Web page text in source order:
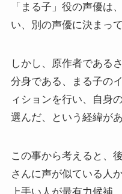
「まる子」役の声優は
い、別の声優に決まっ
しかし、原作者である
分身である、まる子の
ィションを行い、自身
選んだ、という経緯が
この事から考えると、
さんに声が似ている人